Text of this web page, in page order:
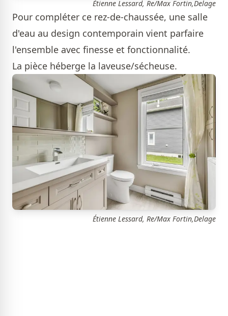
Étienne Lessard, Re/Max Fortin,Delage
Pour compléter ce rez-de-chaussée, une salle
d'eau au design contemporain vient parfaire
l'ensemble avec finesse et fonctionnalité.
La pièce héberge la laveuse/sécheuse.
Étienne Lessard, Re/Max Fortin,Delage